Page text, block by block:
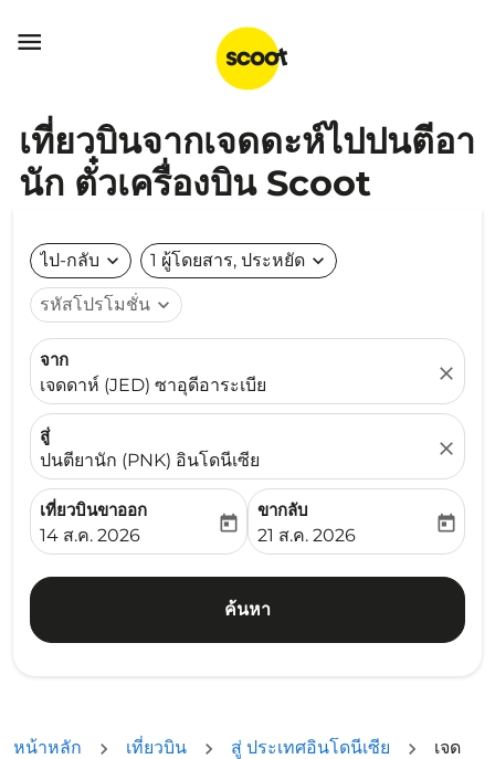

เที่ยวบินจากเจดดะห์ไปปนตีอา
นัก ตั๋วเครื่องบิน Scoot
ไป-กลับ expand_more 1 ผู้โดยสาร, ประหยัด expand_more
รหัสโปรโมชั่น expand_more
จาก
เจดดาห์ (JED) ซาอุดีอาระเบีย
close
สู่
ปนตียานัก (PNK) อินโดนีเซีย
close
เที่ยวบินขาออก
fc-booking-departure-date-aria-label
14 ส.ค. 2026
today
ขากลับ
fc-booking-return-date-
21 ส.ค. 2026
today
ค้นหา
หน้าหลัก เที่ยวบิน สู่ ประเทศอินโดนีเซีย
เจด